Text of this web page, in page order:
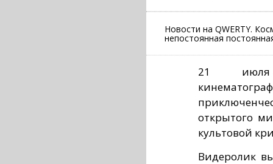
Новости на QWERTY.
непостоянная
21
открытого
культовой
Видеролик